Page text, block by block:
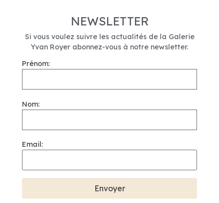
NEWSLETTER
Si vous voulez suivre les actualités de la Galerie
Yvan Royer abonnez-vous à notre newsletter.
Prénom:
Nom:
Email: